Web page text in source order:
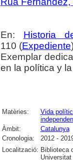
En: Historia
110 (Expediente
Exemplar
en la política y
Matèries: Vida
Àmbit:
Catalunya
Cronologia:
2012 -
Localització: Biblioteca